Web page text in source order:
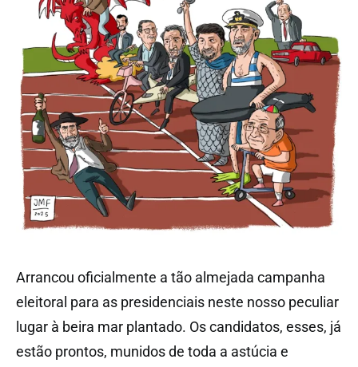
Arrancou oficialmente a tão almejada campanha
eleitoral para as presidenciais neste nosso peculiar
lugar à beira mar plantado. Os candidatos, esses, já
estão prontos, munidos de toda a astúcia e